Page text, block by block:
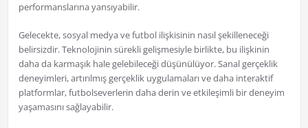
performanslarına yansıyabilir.
Gelecekte, sosyal medya ve futbol ilişkisinin nasıl şekilleneceği
belirsizdir. Teknolojinin sürekli gelişmesiyle birlikte, bu ilişkinin
daha da karmaşık hale gelebileceği düşünülüyor. Sanal gerçeklik
deneyimleri, artırılmış gerçeklik uygulamaları ve daha interaktif
platformlar, futbolseverlerin daha derin ve etkileşimli bir deneyim
yaşamasını sağlayabilir.